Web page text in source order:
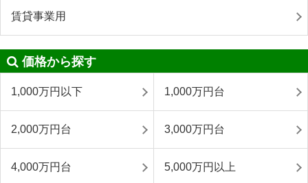
賃貸事業用
価格から探す
1,000万円以下 1,000万円台
2,000万円台 3,000万円台
4,000万円台 5,000万円以上